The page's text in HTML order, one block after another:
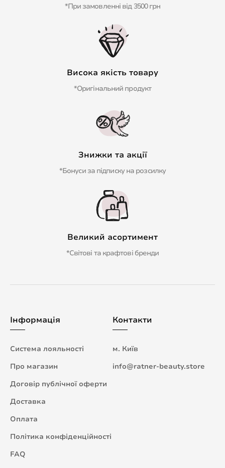
*При замовленні від 3500 грн
Висока якість товару
*Оригінальний продукт
Знижки та акції
*Бонуси за підписку на розсилку
Великий асортимент
*Світові та крафтові бренди
Інформація
Система лояльності
Про магазин
Договір публічної оферти
Доставка
Оплата
Політика конфіденційності
FAQ
Контакти
м. Київ
info@ratner-beauty.store